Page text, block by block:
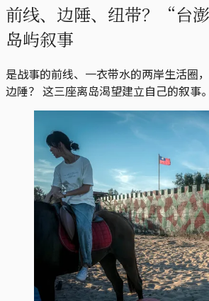
前线、边陲、纽带？“台
岛屿叙事
是战事的前线、一衣带水的两岸生活圈
边陲？ 这三座离岛渴望建立自己的叙事。